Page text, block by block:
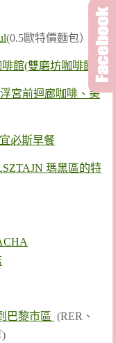
(0.5歐特價麵包）
館(雙磨坊咖啡館)
宮前迴廊咖啡、美
宜必斯早餐
瑪黑區的特
巴黎市區 (RER、
)